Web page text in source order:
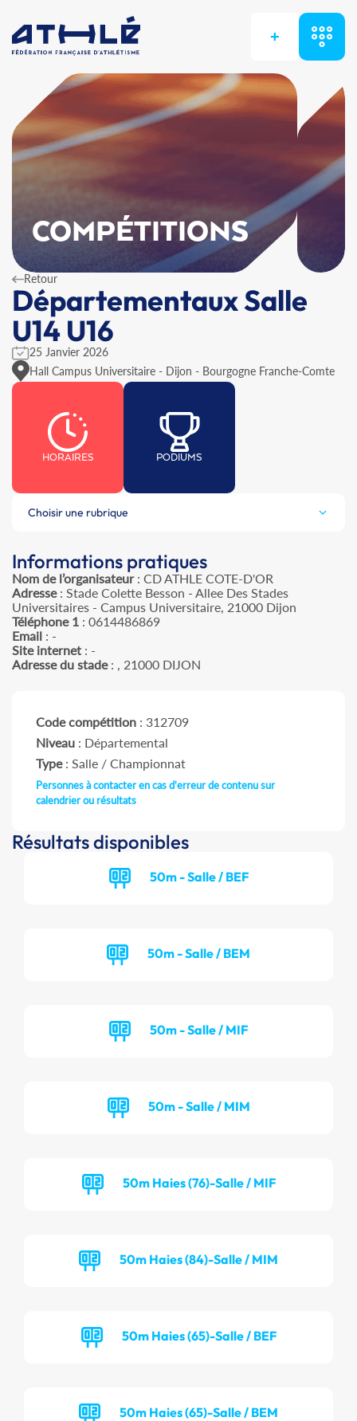
+
COMPÉTITIONS
Retour
Départementaux Salle
U14 U16
25 Janvier 2026
Hall Campus Universitaire - Dijon - Bourgogne Franche-Comte
HORAIRES PODIUMS
Choisir une rubrique
Informations pratiques
Nom de l’organisateur: CD ATHLE COTE-D'OR
Adresse: Stade Colette Besson - Allee Des Stades
Universitaires - Campus Universitaire, 21000 Dijon
Téléphone 1 : 0614486869
Email : -
Site internet : -
Adresse du stade: , 21000 DIJON
Code compétition : 312709
Niveau : Départemental
Type: Salle / Championnat
Personnes à contacter en cas d'erreur de contenu sur
calendrier ou résultats
Résultats disponibles
50m - Salle / BEF
50m - Salle / BEM
50m - Salle / MIF
50m - Salle / MIM
50m Haies (76)-Salle / MIF
50m Haies (84)-Salle / MIM
50m Haies (65)-Salle / BEF
50m Haies (65)-Salle / BEM